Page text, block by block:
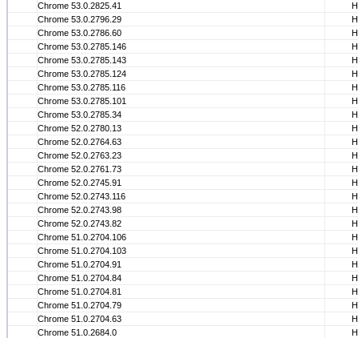
Chrome 53.0.2825.41
Chrome 53.0.2796.29
Chrome 53.0.2786.60
Chrome 53.0.2785.146
Chrome 53.0.2785.143
Chrome 53.0.2785.124
Chrome 53.0.2785.116
Chrome 53.0.2785.101
Chrome 53.0.2785.34
Chrome 52.0.2780.13
Chrome 52.0.2764.63
Chrome 52.0.2763.23
Chrome 52.0.2761.73
Chrome 52.0.2745.91
Chrome 52.0.2743.116
Chrome 52.0.2743.98
Chrome 52.0.2743.82
Chrome 51.0.2704.106
Chrome 51.0.2704.103
Chrome 51.0.2704.91
Chrome 51.0.2704.84
Chrome 51.0.2704.81
Chrome 51.0.2704.79
Chrome 51.0.2704.63
Chrome 51.0.2684.0